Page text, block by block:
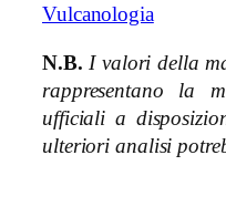
Vulcanologia
N.B. I valori della
rappresentano la
ufficiali a
ulteriori analisi